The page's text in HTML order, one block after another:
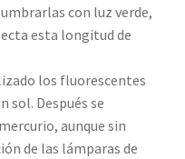
con luz verde,
esta longitud de
los fluorescentes
sol. Después se
aunque sin
de las lámparas de